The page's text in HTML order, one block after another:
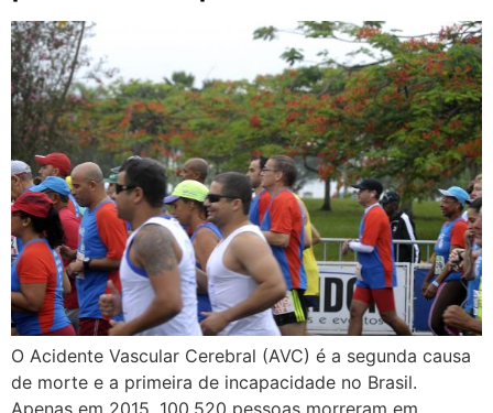
O Acidente Vascular Cerebral (AVC) é a segunda causa
de morte e a primeira de incapacidade no Brasil.